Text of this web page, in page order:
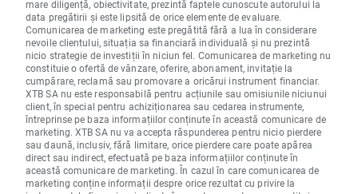
mare diligență, obiectivitate, prezintă faptele cunoscute autorului la
data pregătirii și este lipsită de orice elemente de evaluare.
Comunicarea de marketing este pregătită fără a lua în considerare
nevoile clientului, situația sa financiară individuală și nu prezintă
nicio strategie de investiții în niciun fel. Comunicarea de marketing nu
constituie o ofertă de vânzare, oferire, abonament, invitație la
cumpărare, reclamă sau promovare a oricărui instrument financiar.
XTB SA nu este responsabilă pentru acțiunile sau omisiunile niciunui
client, în special pentru achiziționarea sau cedarea instrumente,
întreprinse pe baza informațiilor conținute în această comunicare de
marketing. XTB SA nu va accepta răspunderea pentru nicio pierdere
sau daună, inclusiv, fără limitare, orice pierdere care poate apărea
direct sau indirect, efectuată pe baza informațiilor conținute în
această comunicare de marketing. În cazul în care comunicarea de
marketing conține informații despre orice rezultat cu privire la